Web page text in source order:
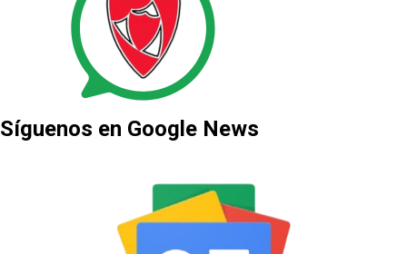
Síguenos en Google News